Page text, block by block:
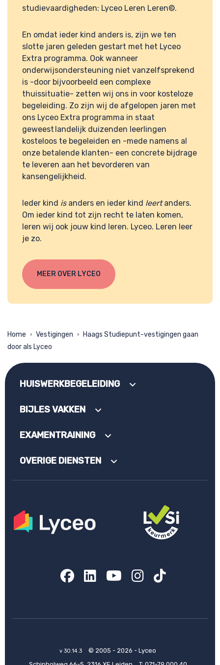
studievaardigheden: Lyceo Leren Leren©.
En omdat ieder kind anders is, zijn we ten
slotte jaren geleden gestart met het Lyceo
Extra programma. Ook wanneer
onderwijsondersteuning niet vanzelfsprekend
is -door bijvoorbeeld een complexe
thuissituatie- zetten wij ons in voor kosteloze
begeleiding. Zo zijn wij de afgelopen jaren met
ons Lyceo Extra programma in staat
geweest landelijk duizenden leerlingen
kosteloos te begeleiden en -mede namens al
onze betalende klanten- een concrete bijdrage
te leveren aan het bevorderen van
kansengelijkheid.
Ieder kind isanders en ieder kind leertanders.
Om ieder kind tot zijn recht te laten komen,
leren wij ook jouw kind leren. Lyceo. Leren leer
je zo.
MEER OVER LYCEO
Home > Vestigingen >
Haags Studiepunt-vestigingen gaan
door als Lyceo
HUISWERKBEGELEIDING
BIJLES VAKKEN
EXAMENTRAINING
OVERIGE DIENSTEN
Facebook
LinkedIn
YouTube
Instagram
TikTok
v 30.14.3
© 2005 - 2026 - Lyceo